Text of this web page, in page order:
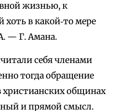
жизнью, к
в какой‑то мере
— Г. Амана.
себя членами
тогда обращение
христианских общинах
и прямой смысл.